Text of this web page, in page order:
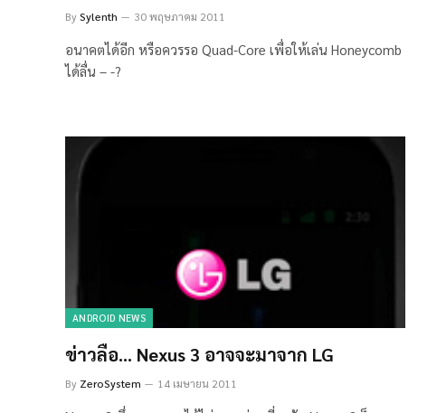
BySylenth 30 พฤษภาคม 2011
อนาคตได้อีก หรือควรรอ Quad-Core เพื่อให้เล่น Honeycomb
ได้ลื่น – -?
ANDROID NEWS
ข่าวลือ… Nexus 3 อาจจะมาจาก LG
By ZeroSystem 14 เมษายน 2011